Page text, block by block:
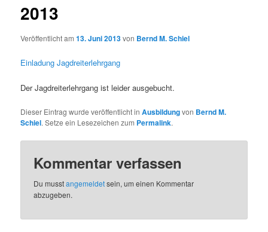
2013
Veröffentlicht am13. Juni 2013von Bernd M. Schiel
Einladung Jagdreiterlehrgang
Der Jagdreiterlehrgang ist leider ausgebucht.
Dieser Eintrag wurde veröffentlicht inAusbildungvon Bernd M.
Schiel. Setze ein Lesezeichen zum Permalink.
Kommentar verfassen
Du musstangemeldetsein, um einen Kommentar
abzugeben.